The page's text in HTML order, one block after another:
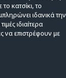
κατσίκι, το
ιδανικά την
ιδιαίτερα
να επιστρέφουν με